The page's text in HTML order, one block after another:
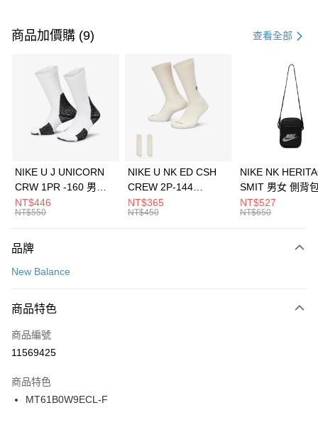
信用卡一次付款
3 期 0 利率 每期 21家銀行
合作金庫商業銀行
第一商業銀行
華南商業銀行
彰化商業銀行
上海商業儲蓄銀行
元大商業銀行
台灣樂天信用卡公司
Apple Pay
全盈+PAY
AFTEE先享後付
【關於「AFTEE先享後付」】
便利好安心！
３．安心：先確認商品／服務後，再付款。
【「AFTEE先享後付」結帳流程】
１．於結帳方式選擇「AFTEE先享後付」後，將跳轉至「AFTEE先享後付」
２．訂單成立數日內，您將收到繳費通知簡訊。
３．收到繳費通知簡訊後14天內，點擊此簡訊中的連結，可透過四大超商／
ATM／網路銀行／等多元方式進行付款，方視為交易完成。
運送方式
每筆NT$100，滿NT$1,500(含以上)免運費
宅配
每筆NT$100，滿NT$1,500(含以上)免運費
付款後門市自取
每筆NT$100，滿NT$1,500(含以上)免運費
商品加價購 (9) 查看全部
NIKE U J UNICORN
CRW 1PR -160 男女
中統襪 FZ3393100
NT$446
NT$550
NIKE U NK ED CSH
CREW 2P-144
EMBRDY 男女 短統襪
FZ3073133
NT$365
NT$450
NIKE NK
SMIT 男女 側背
BA5871010
NT$527
NT$650
品牌
New Balance
商品特色
商品編號
11569425
商品特色
MT61B0W9ECL-F